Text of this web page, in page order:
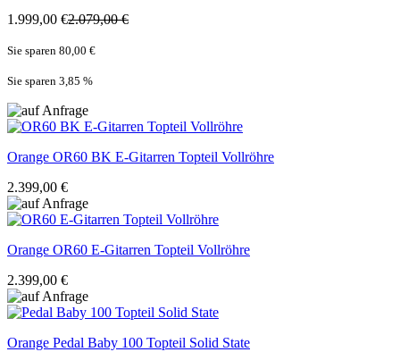
1.999,00 €2.079,00 €
Sie sparen 80,00 €
Sie sparen 3,85 %
Orange OR60 BK E-Gitarren Topteil Vollröhre
2.399,00 €
Orange OR60 E-Gitarren Topteil Vollröhre
2.399,00 €
Orange Pedal Baby 100 Topteil Solid State